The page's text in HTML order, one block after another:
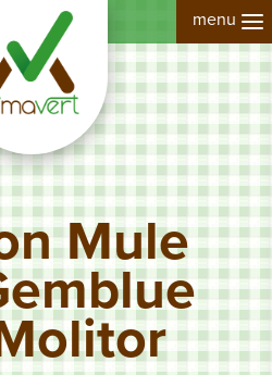
Mule